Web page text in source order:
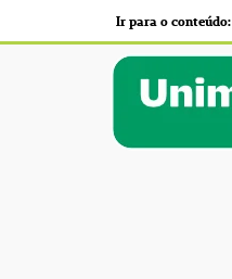
Ir para o conteúdo: